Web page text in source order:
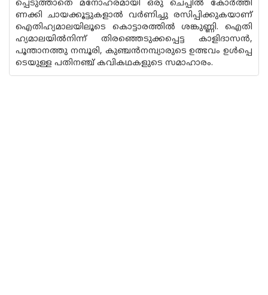
പ്പെടുത്താതെ മനോഹരമായി ഒരു ചെപ്പിൽ കോർത്തി
ണക്കി ചായക്കൂട്ടുകളാൽ വർണിച്ചു രസിപ്പിക്കുകയാണ്
ഐതിഹ്യമാലയിലൂടെ കൊട്ടാരത്തിൽ ശങ്കുണ്ണി. ഐതി
ഹ്യമാലയിൽനിന്ന് തിരഞ്ഞെടുക്കപ്പെട്ട കാളിദാസൻ,
പൂന്താനത്തു നമ്പൂരി, കുഞ്ചൻനമ്പ്യാരുടെ ഉത്ഭവം ഉൾപ്പെ
ടെയുള്ള പതിനഞ്ച് കവികഥകളുടെ സമാഹാരം.